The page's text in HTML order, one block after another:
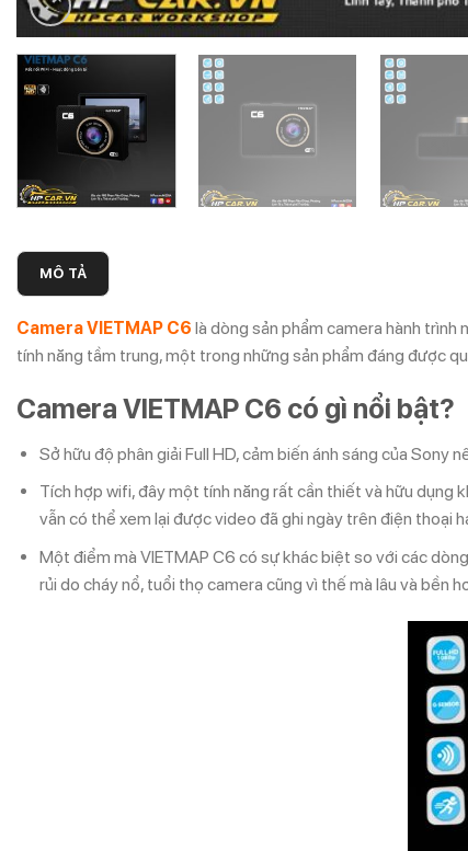
MÔ TẢ
Camera VIETMAP C6 là dòng sản phẩm camera hành
tính năng tầm trung, một trong những sản phẩm đáng được
Camera VIETMAP C6 có gì nổi bật?
Sở hữu độ phân giải Full HD, cảm biến ánh sáng của
Tích hợp wifi, đây một tính năng rất cần thiết và hữu dụng
vẫn có thể xem lại được video đã ghi ngày trên điện thoại
Một điểm mà VIETMAP C6 có sự khác biệt so với các
rủi do cháy nổ, tuổi thọ camera cũng vì thế mà lâu và bền